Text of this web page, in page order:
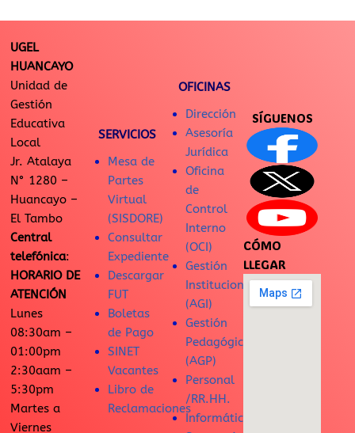
UGEL
HUANCAYO
Unidad de
Gestión
Educativa
Local
Jr. Atalaya
N° 1280 –
Huancayo –
El Tambo
Central
telefónica:
HORARIO DE
ATENCIÓN
Lunes
08:30am –
01:00pm
2:30aam –
5:30pm
Martes a
Viernes
SERVICIOS
Mesa de
Partes
Virtual
(SISDORE)
Consultar
Expediente
Descargar
FUT
Boletas
de Pago
SINET
Vacantes
Libro de
Reclamaciones
OFICINAS
Dirección
Asesoría
Jurídica
Oficina
de
Control
Interno
(OCI)
Gestión
Institucional
(AGI)
Gestión
Pedagógica
(AGP)
Personal
/RR.HH.
Informática
SÍGUENOS
CÓMO
LLEGAR